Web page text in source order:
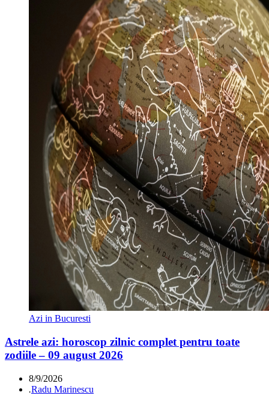
Azi in Bucuresti
Astrele azi: horoscop zilnic complet pentru toate
zodiile – 09 august 2026
8/9/2026
.Radu Marinescu